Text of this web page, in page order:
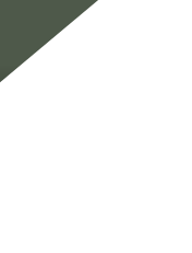
équipes 2